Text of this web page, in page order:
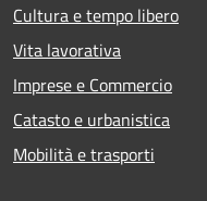
Cultura e tempo libero
Vita lavorativa
Imprese e Commercio
Catasto e urbanistica
Mobilità e trasporti